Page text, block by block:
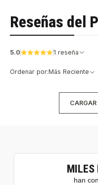
Reseñas del
5.0 1 reseña
Ordenar por:Más Reciente
MILES
han